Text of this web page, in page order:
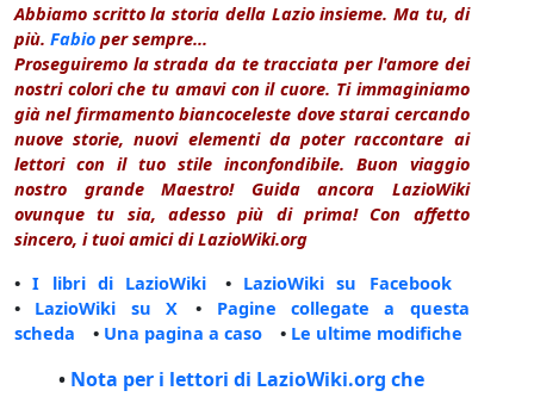
Abbiamo scritto la storia della Lazio insieme. Ma tu, di
più. Fabio per sempre...
Proseguiremo la strada da te tracciata per l'amore dei
nostri colori che tu amavi con il cuore. Ti immaginiamo
già nel firmamento biancoceleste dove starai cercando
nuove storie, nuovi elementi da poter raccontare ai
lettori con il tuo stile inconfondibile. Buon viaggio
nostro grande Maestro! Guida ancora LazioWiki
ovunque tu sia, adesso più di prima! Con affetto
sincero, i tuoi amici di LazioWiki.org
•I libri di LazioWiki • LazioWiki su Facebook
• LazioWiki su X • Pagine collegate a questa
scheda • Una pagina a caso • Le ultime modifiche
• Nota per i lettori di LazioWiki.org che